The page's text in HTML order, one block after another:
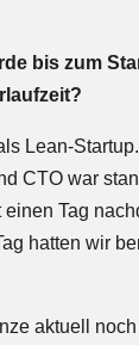
bis zum
Lean-
CTO war
einen Tag
hatten wir
aktuell